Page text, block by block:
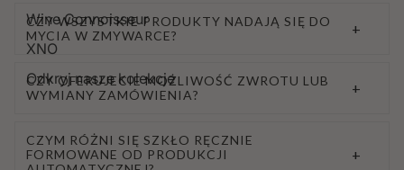
Wine Connoisseur
XNO
Odkryj nasze kolekcje
CZY WSZYSTKIE PRODUKTY NADAJĄ SIĘ DO
MYCIA W ZMYWARCE?
+
CZY OFERUJECIE MOŻLIWOŚĆ ZWROTU LUB
WYMIANY ZAMÓWIENIA?
+
CZYM RÓŻNI SIĘ SZKŁO RĘCZNIE
FORMOWANE OD PRODUKCJI
+